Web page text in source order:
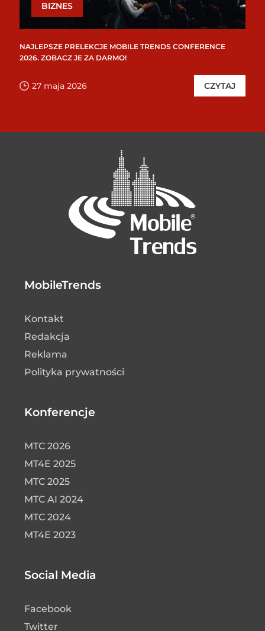
BIZNES
NAJLEPSZE PRELEKCJE MOBILE TRENDS CONFERENCE
2026. ZOBACZ JE ZA DARMO!
27 maja 2026 CZYTAJ
MobileTrends
Kontakt
Redakcja
Reklama
Polityka prywatności
Konferencje
MTC 2026
MT4E 2025
MTC 2025
MTC AI 2024
MTC 2024
MT4E 2023
Social Media
Facebook
Twitter